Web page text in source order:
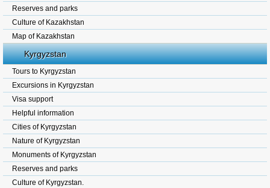
Reserves and parks
Culture of Kazakhstan
Map of Kazakhstan
Kyrgyzstan
Tours to Kyrgyzstan
Excursions in Kyrgyzstan
Visa support
Helpful information
Cities of Kyrgyzstan
Nature of Kyrgyzstan
Monuments of Kyrgyzstan
Reserves and parks
Culture of Kyrgyzstan.